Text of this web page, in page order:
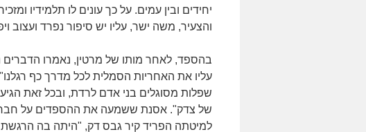
יחידים ובין עמים. על כך עונים לו תלמידיו
והצעיר, משה ישר, עליו יש סיפור נפרד ועצוב
בהספד, לאחר מותו של מרטין, נאמרו הדברים
עליו את האחריות הסמלית לכל מדרך כף
שפלות מסוגלים בני אדם לרדת, ובכל זאת
של צדק". אסנת ששמעה את ההספדים על
למיטתה הפריד קיר גבס דק, "היתה בה הרגשת